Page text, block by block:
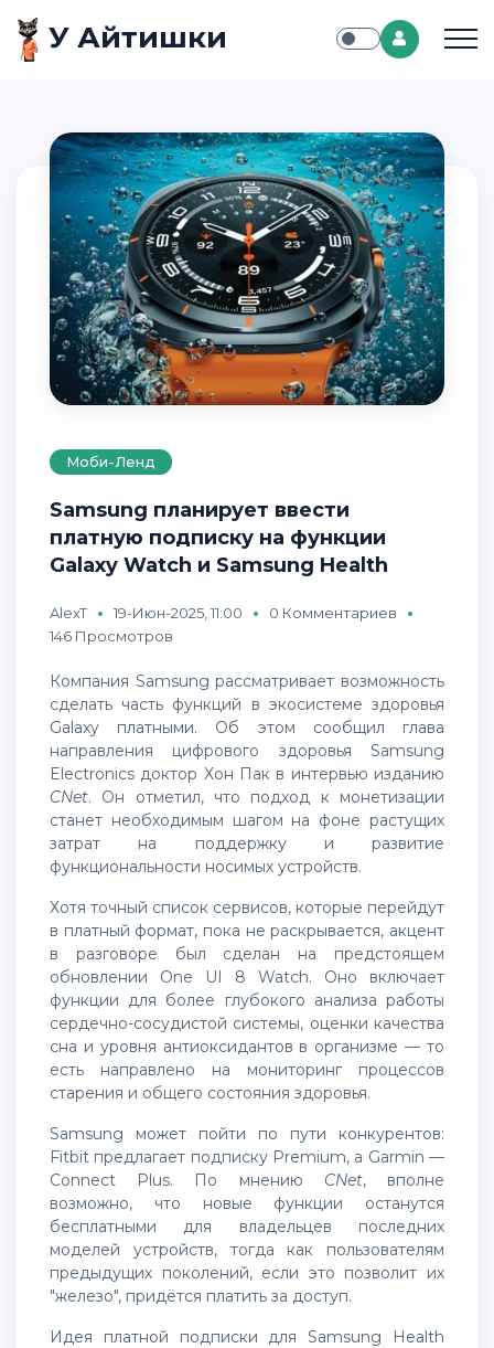
У Айтишки
Моби-Ленд
Samsung планирует ввести
платную подписку на функции
Galaxy Watch и Samsung Health
AlexT 19-Июн-2025, 11:00
0 Комментариев
146 Просмотров
Компания Samsung рассматривает возможность
сделать часть функций в экосистеме здоровья
Galaxy платными. Об этом сообщил глава
направления цифрового здоровья Samsung
Electronics доктор Хон Пак в интервью изданию
CNet. Он отметил, что подход к монетизации
станет необходимым шагом на фоне растущих
затрат на поддержку и развитие
функциональности носимых устройств.
Хотя точный список сервисов, которые перейдут
в платный формат, пока не раскрывается, акцент
в разговоре был сделан на предстоящем
обновлении One UI 8 Watch. Оно включает
функции для более глубокого анализа работы
сердечно-сосудистой системы, оценки качества
сна и уровня антиоксидантов в организме — то
есть направлено на мониторинг процессов
старения и общего состояния здоровья.
Samsung может пойти по пути конкурентов:
Fitbit предлагает подписку Premium, а Garmin —
Connect Plus. По мнению CNet, вполне
возможно, что новые функции останутся
бесплатными для владельцев последних
моделей устройств, тогда как пользователям
предыдущих поколений, если это позволит их
"железо", придётся платить за доступ.
Идея платной подписки для Samsung Health